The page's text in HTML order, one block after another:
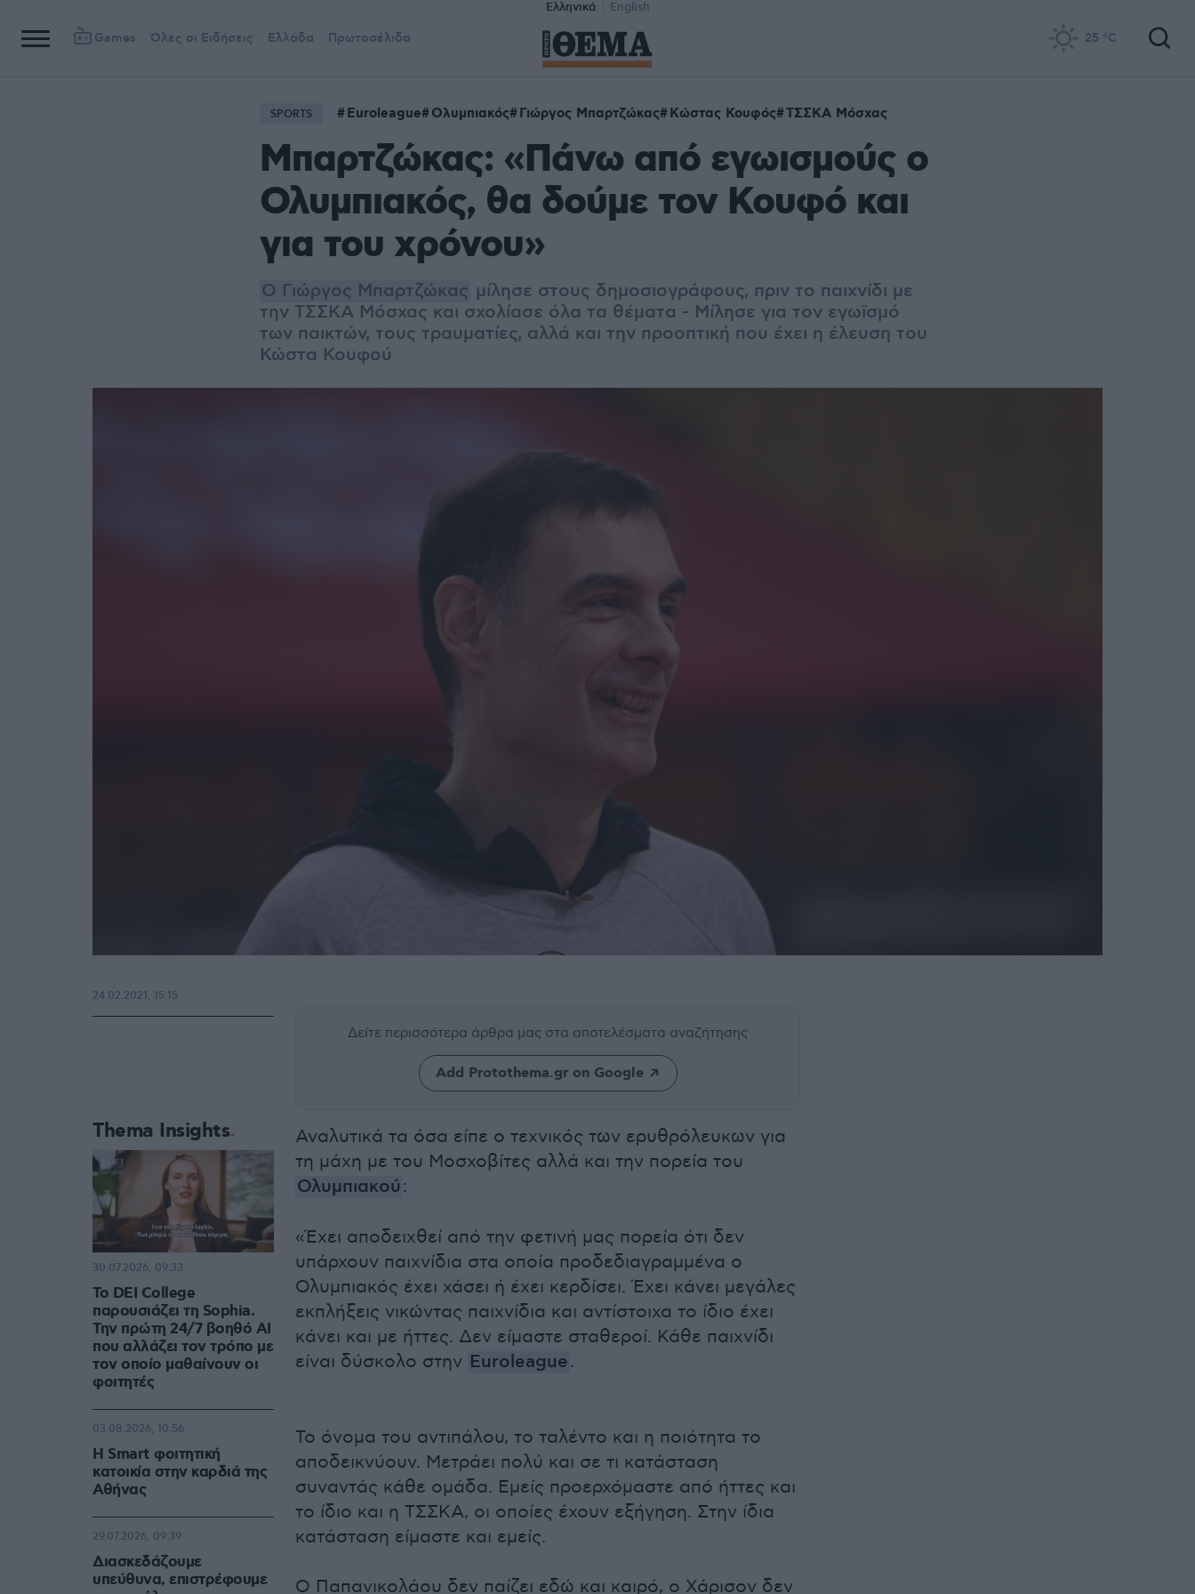
Ελληνικά English
Games Όλες οι Ειδήσεις Ελλάδα Πρωτοσέλιδα 25 °C
SPORTS Euroleague Ολυμπιακός Γιώργος Μπαρτζώκας Κώστας Κουφός ΤΣΣΚΑ Μόσχας
Μπαρτζώκας: «Πάνω από εγωισμούς ο
Ολυμπιακός, θα δούμε τον Κουφό και
για του χρόνου»
Ο Γιώργος Μπαρτζώκας μίλησε στους δημοσιογράφους, πριν το παιχνίδι με
την ΤΣΣΚΑ Μόσχας και σχολίασε όλα τα θέματα - Μίλησε για τον εγωϊσμό
των παικτών, τους τραυματίες, αλλά και την προοπτική που έχει η έλευση του
Κώστα Κουφού
Δείτε περισσότερα άρθρα μας στα αποτελέσματα αναζήτησης
Add Protothema.gr on Google
Αναλυτικά τα όσα είπε ο τεχνικός των ερυθρόλευκων για
τη μάχη με του Μοσχοβίτες αλλά και την πορεία του
Ολυμπιακού:
«Έχει αποδειχθεί από την φετινή μας πορεία ότι δεν
υπάρχουν παιχνίδια στα οποία προδεδιαγραμμένα ο
Ολυμπιακός έχει χάσει ή έχει κερδίσει. Έχει κάνει μεγάλες
εκπλήξεις νικώντας παιχνίδια και αντίστοιχα το ίδιο έχει
κάνει και με ήττες. Δεν είμαστε σταθεροί. Κάθε παιχνίδι
είναι δύσκολο στην Euroleague.
Το όνομα του αντιπάλου, το ταλέντο και η ποιότητα το
αποδεικνύουν. Μετράει πολύ και σε τι κατάσταση
συναντάς κάθε ομάδα. Εμείς προερχόμαστε από ήττες και
το ίδιο και η ΤΣΣΚΑ, οι οποίες έχουν εξήγηση. Στην ίδια
κατάσταση είμαστε και εμείς.
Ο Παπανικολάου δεν παίζει εδώ και καιρό, ο Χάρισον δεν
24.02.2021, 15:15
Thema Insights
Το DEI College
παρουσιάζει τη Sophia.
Την πρώτη 24/7 βοηθό AI
που αλλάζει τον τρόπο με
τον οποίο μαθαίνουν οι
φοιτητές
30.07.2026, 09:33
Η Smart φοιτητική
κατοικία στην καρδιά της
Αθήνας
03.08.2026, 10:56
Διασκεδάζουμε
υπεύθυνα, επιστρέφουμε
29.07.2026, 09:39